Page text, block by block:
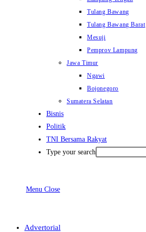
Tulang Bawang
Tulang Bawang Barat
Mesuji
Pemprov Lampung
Jawa Timur
Ngawi
Bojonegoro
Sumatera Selatan
Bisnis
Politik
TNI Bersama Rakyat
Type your search
Menu Close
Advertorial